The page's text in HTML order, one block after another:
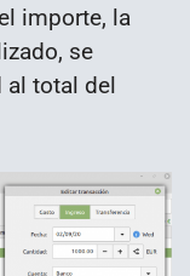
importe, la
se
al total del